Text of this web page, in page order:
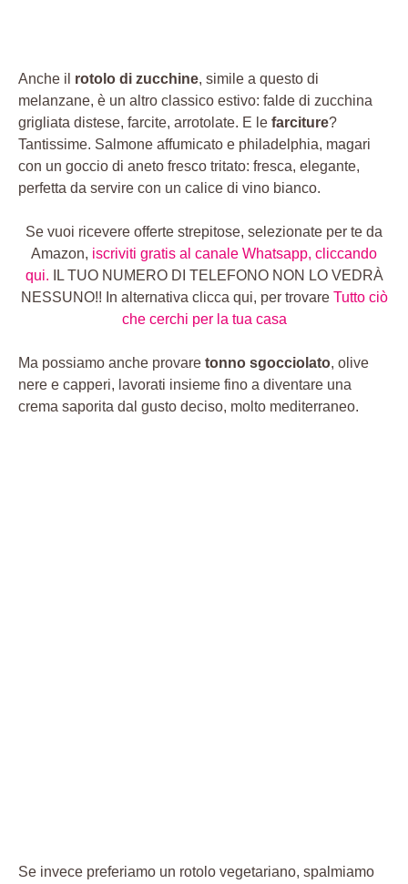
Anche il rotolo di zucchine, simile a questo di
melanzane, è un altro classico estivo: falde di zucchina
grigliata distese, farcite, arrotolate. E le farciture?
Tantissime. Salmone affumicato e philadelphia, magari
con un goccio di aneto fresco tritato: fresca, elegante,
perfetta da servire con un calice di vino bianco.
Se vuoi ricevere offerte strepitose, selezionate per te da
Amazon, iscriviti gratis al canale Whatsapp, cliccando
qui.
IL TUO NUMERO DI TELEFONO NON LO VEDRÀ
NESSUNO!! In alternativa clicca qui, per trovare Tutto ciò
che cerchi per la tua casa
Ma possiamo anche provare tonno sgocciolato, olive
nere e capperi, lavorati insieme fino a diventare una
crema saporita dal gusto deciso, molto mediterraneo.
Se invece preferiamo un rotolo vegetariano, spalmiamo